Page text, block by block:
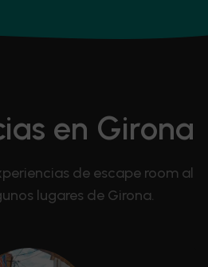
en Girona
de escape room al
lugares de Girona.